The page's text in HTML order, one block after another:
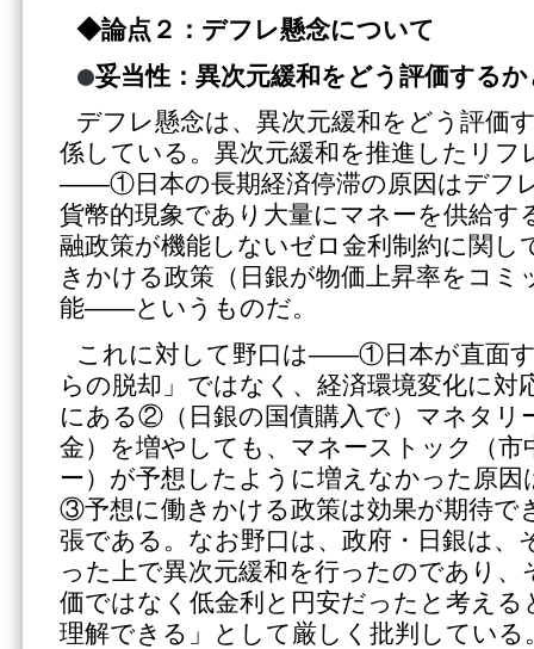
◆論点２：デフレ懸念について
妥当性：異次元緩和をどう評価する
デフレ懸念は、異次元緩和をどう評価
係している。異次元緩和を推進したリフ
――①日本の長期経済停滞の原因はデフ
貨幣的現象であり大量にマネーを供給
融政策が機能しないゼロ金利制約に関し
きかける政策（日銀が物価上昇率をコミ
能――というものだ。
これに対して野口は――①日本が直面
らの脱却」ではなく、経済環境変化に対
にある②（日銀の国債購入で）マネタリ
金）を増やしても、マネーストック（市
ー）が予想したように増えなかった原因
③予想に働きかける政策は効果が期待
張である。なお野口は、政府・日銀は、
った上で異次元緩和を行ったのであり、
価ではなく低金利と円安だったと考える
理解できる」として厳しく批判している